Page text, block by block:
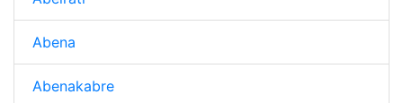
Abena
Abenakabre